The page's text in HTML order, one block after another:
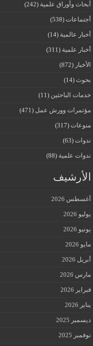
أبحاث وأوراق علمية (242)
أجتماعات (538)
أخبار عالمية (14)
أخبار علمية (311)
الأخبار (872)
بحوث (14)
خدمات الباحثين (11)
مؤتمرات وورش عمل (471)
منوعات (317)
ندوات (63)
ندوات علمية (88)
الأرشيف
أغسطس 2026
يوليو 2026
يونيو 2026
مايو 2026
أبريل 2026
مارس 2026
فبراير 2026
يناير 2026
ديسمبر 2025
نوفمبر 2025